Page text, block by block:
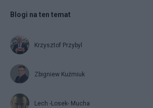
Blogi na ten temat
Krzysztof Przybyl
Zbigniew Kuźmiuk
Lech -Losek- Mucha